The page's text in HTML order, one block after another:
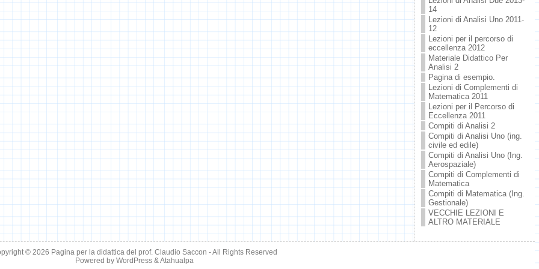
14
Lezioni di Analisi Uno 2011-
12
Lezioni per il percorso di
eccellenza 2012
Materiale Didattico Per
Analisi 2
Pagina di esempio.
Lezioni di Complementi di
Matematica 2011
Lezioni per il Percorso di
Eccellenza 2011
Compiti di Analisi 2
Compiti di Analisi Uno (ing.
civile ed edile)
Compiti di Analisi Uno (Ing.
Aerospaziale)
Compiti di Complementi di
Matematica
Compiti di Matematica (Ing.
Gestionale)
VECCHIE LEZIONI E
ALTRO MATERIALE
© 2026 Pagina per la didattica del prof. Claudio Saccon - All Rights Reserved
Powered byWordPress &Atahualpa